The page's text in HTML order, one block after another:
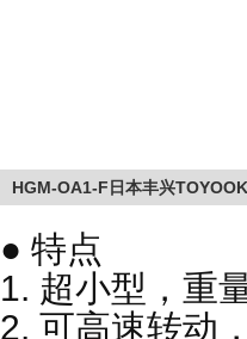
HGM-OA1-F日本丰兴
● 特点
1. 超小型，重
2. 可高速转动